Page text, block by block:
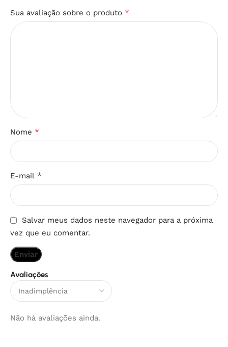
Avaliações
Não há avaliações ainda.
Sua avaliação sobre o produto *
Nome *
E-mail *
Salvar meus dados neste navegador para a próxima
vez que eu comentar.